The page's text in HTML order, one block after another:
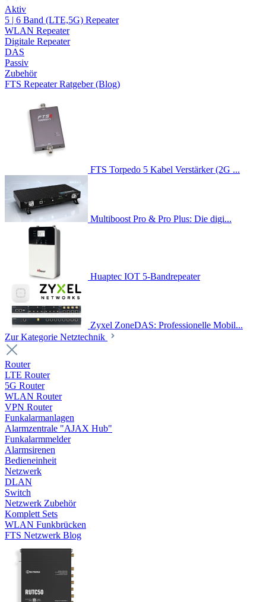
Aktiv
5 | 6 Band (LTE,5G) Repeater
WLAN Repeater
Digitale Repeater
DAS
Passiv
Zubehör
FTS Repeater Ratgeber (Blog)
FTS Torpedo 5 Kabel Verstärker (2G ...
Multiboost Pro & Pro Plus: Die digi...
Huaptec IOT 5-Bandrepeater
Zyxel ZoneDAS: Professionelle Mobil...
Zur Kategorie Netztechnik
Router
LTE Router
5G Router
WLAN Router
VPN Router
Funkalarmanlagen
Alarmzentrale "AJAX Hub"
Funkalarmmelder
Alarmsirenen
Bedieneinheit
Netzwerk
DLAN
Switch
Netzwerk Zubehör
Komplett Sets
WLAN Funkbrücken
FTS Netzwerk Blog